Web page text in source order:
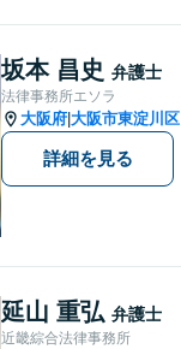
坂本 昌史 弁護士
法律事務所エソラ
大阪府 大阪市東淀川区
詳細を見る
延山 重弘 弁護士
近畿綜合法律事務所